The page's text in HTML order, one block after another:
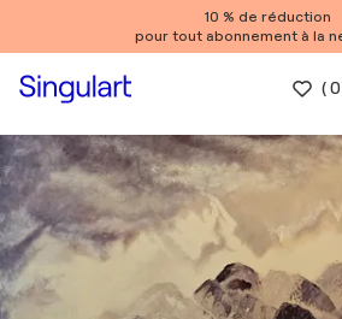
10 % de réduction
pour tout abonnement à la
(0